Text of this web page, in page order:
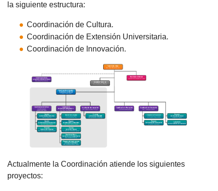
la siguiente estructura:
Coordinación de Cultura.
Coordinación de Extensión Universitaria.
Coordinación de Innovación.
Actualmente la Coordinación atiende los siguientes
proyectos: